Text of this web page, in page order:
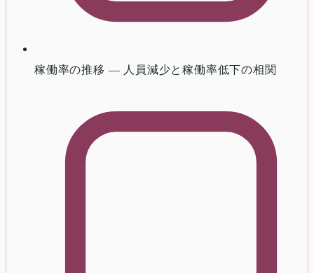
稼働率の推移 — 人員減少と稼働率低下の相関